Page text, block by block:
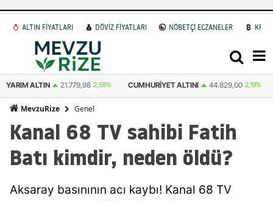
ALTIN FİYATLARI DÖVİZ FİYATLARI NÖBETÇİ ECZANELER
CUMHURIYET ALTINI 44.829,00 2,19% ATA ALTIN 44.531,00 2,59%
MevzuRize Genel
Kanal 68 TV sahibi Fatih
Batı kimdir, neden öldü?
Aksaray basınının acı kaybı! Kanal 68 TV